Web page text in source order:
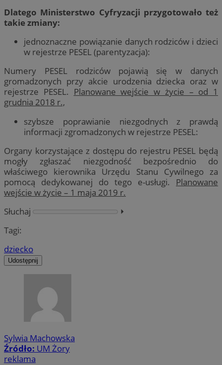
Dlatego Ministerstwo Cyfryzacji przygotowało też
takie zmiany:
jednoznaczne powiązanie danych rodziców i dzieci
w rejestrze PESEL (parentyzacja):
Numery PESEL rodziców pojawią się w danych
gromadzonych przy akcie urodzenia dziecka oraz w
rejestrze PESEL. Planowane wejście w życie – od 1
grudnia 2018 r.,
szybsze poprawianie niezgodnych z prawdą
informacji zgromadzonych w rejestrze PESEL:
Organy korzystające z dostępu do rejestru PESEL będą
mogły zgłaszać niezgodność bezpośrednio do
właściwego kierownika Urzędu Stanu Cywilnego za
pomocą dedykowanej do tego e-usługi. Planowane
wejście w życie – 1 maja 2019 r.
Słuchaj
⏵︎
Tagi:
dziecko
Udostępnij
Sylwia Machowska
Źródło: UM Żory
reklama